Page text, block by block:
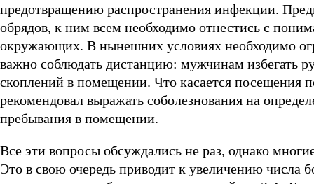
предотвращению распространения инфекции.
обрядов, к ним всем необходимо отнестись с
окружающих. В нынешних условиях необходимо
важно соблюдать дистанцию: мужчинам избегать
скоплений в помещении. Что касается посещения
рекомендовал выражать соболезнования на
пребывания в помещении.
Все эти вопросы обсуждались не раз, однако
Это в свою очередь приводит к увеличению числа